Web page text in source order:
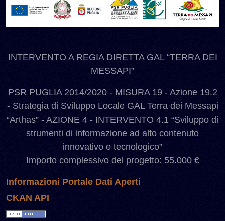
INTERVENTO A REGIA DIRETTA GAL “TERRA DEI
MESSAPI”
PSR PUGLIA 2014/2020 - MISURA 19 - Azione 19.2
- Strategia di Sviluppo Locale GAL Terra dei Messapi
“Arthas” - AZIONE 4 - INTERVENTO 4.1 “Sviluppo di
strumenti di informazione ad alto contenuto
innovativo e tecnologico”
Importo complessivo del progetto: 55.000 €
Informazioni Portale Dati Aperti
CKAN API